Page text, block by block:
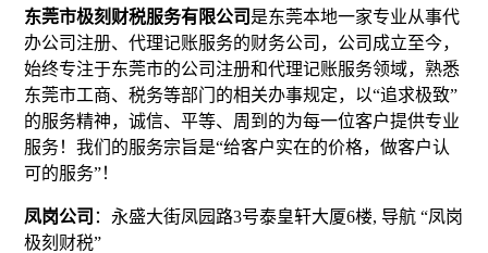
东莞市极刻财税服务有限公司 是东莞本地一家专业从事代
办公司注册、代理记账服务的财务公司，公司成立至今，
始终专注于东莞市的公司注册和代理记账服务领域，熟悉
东莞市工商、税务等部门的相关办事规定，以“追求极致”
的服务精神，诚信、平等、周到的为每一位客户提供专业
服务！我们的服务宗旨是“给客户实在的价格，做客户认
可的服务”！
凤岗公司 ：永盛大街凤园路3号泰皇轩大厦6楼, 导航 “凤岗
极刻财税”